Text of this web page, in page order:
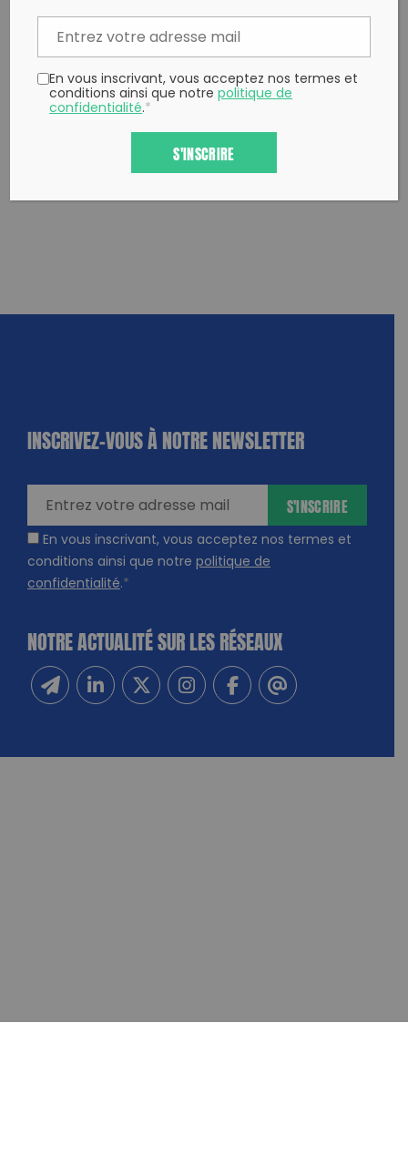
Copy to clipboard
INSCRIVEZ-VOUS À NOTRE NEWSLETTER
En vous inscrivant, vous acceptez nos termes et
conditions ainsi que notre politique de
confidentialité.*
S'INSCRIRE
NOTRE ACTUALITÉ SUR LES RÉSEAUX
En vous inscrivant, vous acceptez nos termes et
conditions ainsi que notrepolitique de
confidentialité.*
S'INSCRIRE